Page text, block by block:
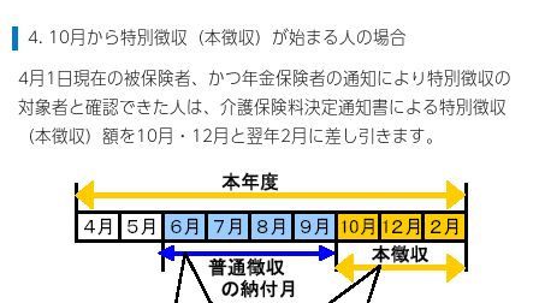
4. 10月から特別徴収（本徴収）が始まる人の場合
4月1日現在の被保険者、かつ年金保険者の通知により特別徴収の
対象者と確認できた人は、介護保険料決定通知書による特別徴収
（本徴収）額を10月・12月と翌年2月に差し引きます。